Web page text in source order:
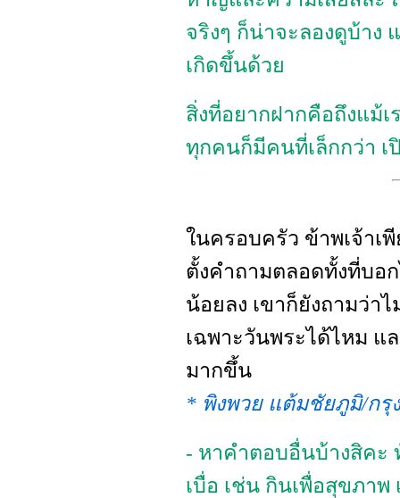
จริงๆ ก็น่าจะลองดูบ้าง
เกิดขึ้นด้วย
สิ่งที่อยากฝากคือถึงแม้
ทุกคนก็มีคนที่เล็กกว่า เ
ในครอบครัว ข้าพเจ้าเ
ตั้งคำถามตลอดทั้งที่บอ
น้อยลง เขาก็ยังถามว่า
เฉพาะวันพระได้ไหม แ
มากขึ้น
* พิงพวย แต้มชัยภูมิ/กรุ
- หาคำตอบอื่นบ้างสิคะ
เบื่อ เช่น กินเพื่อสุขภา